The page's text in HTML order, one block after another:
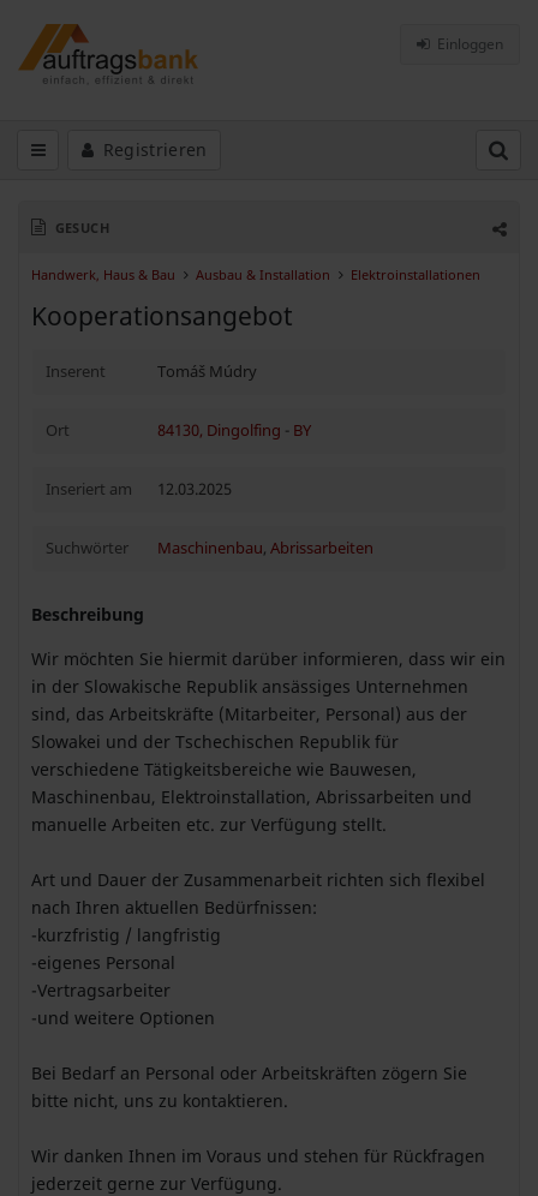
Einloggen
Registrieren
GESUCH
Handwerk, Haus & Bau Ausbau & Installation Elektroinstallationen
Kooperationsangebot
Inserent Tomáš Múdry
Ort 84130, Dingolfing - BY
Inseriert am 12.03.2025
Suchwörter Maschinenbau, Abrissarbeiten
Beschreibung
Wir möchten Sie hiermit darüber informieren, dass wir ein
in der Slowakische Republik ansässiges Unternehmen
sind, das Arbeitskräfte (Mitarbeiter, Personal) aus der
Slowakei und der Tschechischen Republik für
verschiedene Tätigkeitsbereiche wie Bauwesen,
Maschinenbau, Elektroinstallation, Abrissarbeiten und
manuelle Arbeiten etc. zur Verfügung stellt.
Art und Dauer der Zusammenarbeit richten sich flexibel
nach Ihren aktuellen Bedürfnissen:
-kurzfristig / langfristig
-eigenes Personal
-Vertragsarbeiter
-und weitere Optionen
Bei Bedarf an Personal oder Arbeitskräften zögern Sie
bitte nicht, uns zu kontaktieren.
Wir danken Ihnen im Voraus und stehen für Rückfragen
jederzeit gerne zur Verfügung.